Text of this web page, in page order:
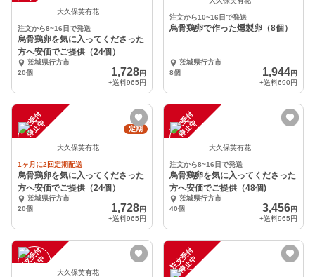
大久保芙有花
注文から8~16日で発送
烏骨鶏卵を気に入ってくださった
方へ安価でご提供（24個）
茨城県行方市
20個
1,728円
+送料965円
注文から10~16日で発送
烏骨鶏卵で作った燻製卵（8個）
茨城県行方市
8個
1,944円
+送料690円
注
文
受
付
停
止
中 定期
大久保芙有花
1ヶ月に2回定期配送
烏骨鶏卵を気に入ってくださった
方へ安価でご提供（24個）
茨城県行方市
20個
1,728円
+送料965円
注
文
受
付
停
止
中
大久保芙有花
注文から8~16日で発送
烏骨鶏卵を気に入ってくださった
方へ安価でご提供（48個)
茨城県行方市
40個
3,456円
+送料965円
注
文
受
付
停
止
中 大久保芙有花
注
文
受
付
停
止
中